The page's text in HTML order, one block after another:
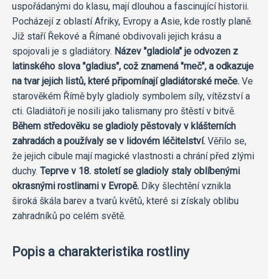
uspořádanými do klasu, mají dlouhou a fascinující historii.
Pocházejí z oblastí Afriky, Evropy a Asie, kde rostly planě.
Již staří Řekové a Římané obdivovali jejich krásu a
spojovali je s gladiátory. Název "gladiola" je odvozen z
latinského slova "gladius", což znamená "meč", a odkazuje
na tvar jejich listů, které připomínají gladiátorské meče. Ve
starověkém Římě byly gladioly symbolem síly, vítězství a
cti. Gladiátoři je nosili jako talismany pro štěstí v bitvě.
Během středověku se gladioly pěstovaly v klášterních
zahradách a používaly se v lidovém léčitelství. Věřilo se,
že jejich cibule mají magické vlastnosti a chrání před zlými
duchy. Teprve v 18. století se gladioly staly oblíbenými
okrasnými rostlinami v Evropě. Díky šlechtění vznikla
široká škála barev a tvarů květů, které si získaly oblibu
zahradníků po celém světě.
Popis a charakteristika rostliny